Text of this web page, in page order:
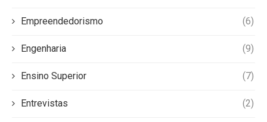
Empreendedorismo (6)
Engenharia (9)
Ensino Superior (7)
Entrevistas (2)